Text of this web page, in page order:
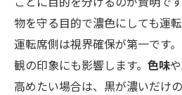
物を守る目的で濃色にしても運
運転席側は視界確保が第一です
観の印象にも影響します。 色味や
高めたい場合は、黒が濃いだけ